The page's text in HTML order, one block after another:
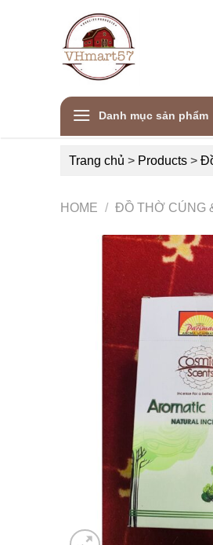
Danh mục sản phẩm
Trang chủ > Products >
HOME / ĐỒ THỜ CÚNG